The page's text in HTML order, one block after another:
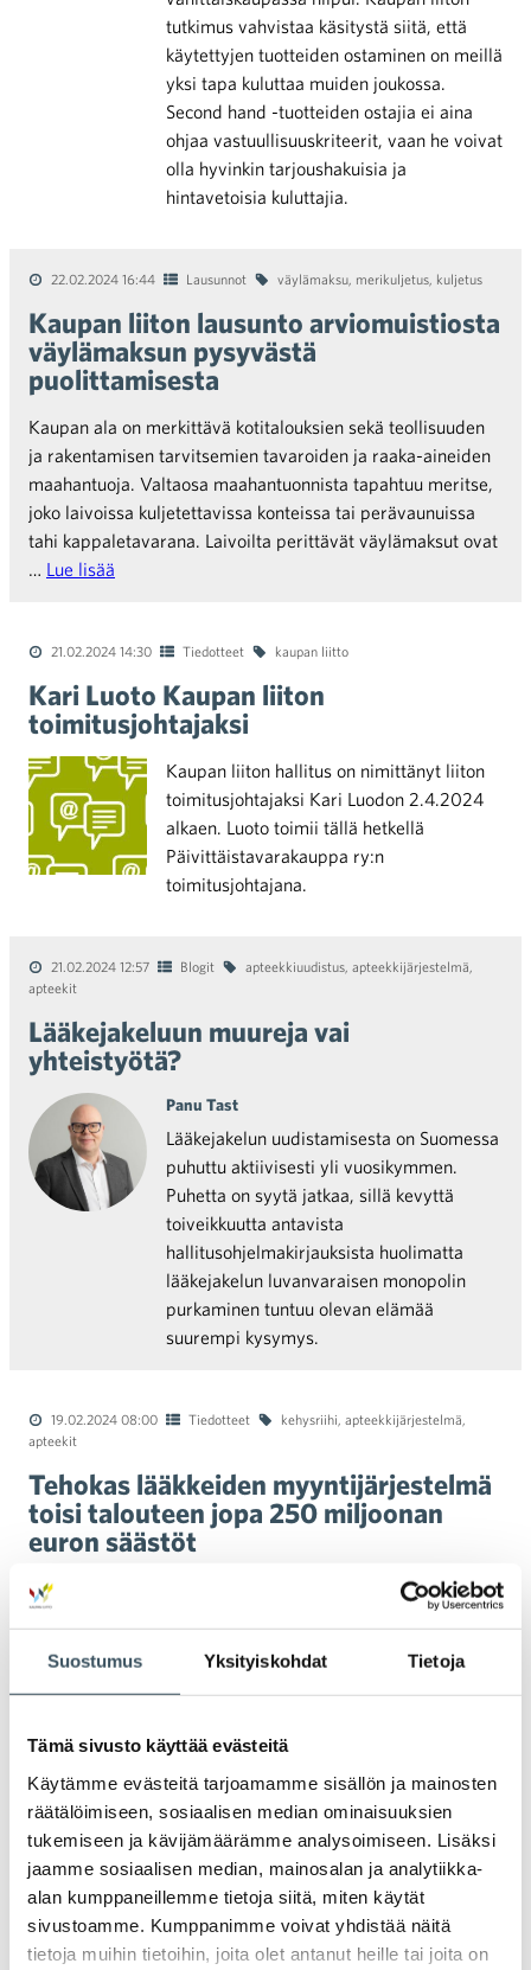
Suostumus Yksityiskohdat Tietoja
Tämä sivusto käyttää evästeitä
Käytämme evästeitä tarjoamamme sisällön ja mainosten
räätälöimiseen, sosiaalisen median ominaisuuksien
tukemiseen ja kävijämäärämme analysoimiseen. Lisäksi
jaamme sosiaalisen median, mainosalan ja analytiikka-
alan kumppaneillemme tietoja siitä, miten käytät
sivustoamme. Kumppanimme voivat yhdistää näitä
tietoja muihin tietoihin, joita olet antanut heille tai joita on
tutkimus vahvistaa käsitystä siitä, että
käytettyjen tuotteiden ostaminen on meillä
yksi tapa kuluttaa muiden joukossa.
Second hand -tuotteiden ostajia ei aina
ohjaa vastuullisuuskriteerit, vaan he voivat
olla hyvinkin tarjoushakuisia ja
hintavetoisia kuluttajia.
22.02.2024 16:44 Lausunnot väylämaksu, merikuljetus, kuljetus
Kaupan liiton lausunto arviomuistiosta
väylämaksun pysyvästä
puolittamisesta
Kaupan ala on merkittävä kotitalouksien sekä teollisuuden
ja rakentamisen tarvitsemien tavaroiden ja raaka-aineiden
maahantuoja. Valtaosa maahantuonnista tapahtuu meritse,
joko laivoissa kuljetettavissa konteissa tai perävaunuissa
tahi kappaletavarana. Laivoilta perittävät väylämaksut ovat
… Lue lisää
21.02.2024 14:30 Tiedotteet kaupan liitto
Kari Luoto Kaupan liiton
toimitusjohtajaksi
Kaupan liiton hallitus on nimittänyt liiton
toimitusjohtajaksi Kari Luodon 2.4.2024
alkaen. Luoto toimii tällä hetkellä
Päivittäistavarakauppa ry:n
toimitusjohtajana.
21.02.2024 12:57 Blogit apteekkiuudistus, apteekkijärjestelmä,
apteekit
Lääkejakeluun muureja vai
yhteistyötä?
Panu Tast
Lääkejakelun uudistamisesta on Suomessa
puhuttu aktiivisesti yli vuosikymmen.
Puhetta on syytä jatkaa, sillä kevyttä
toiveikkuutta antavista
hallitusohjelmakirjauksista huolimatta
lääkejakelun luvanvaraisen monopolin
purkaminen tuntuu olevan elämää
suurempi kysymys.
19.02.2024 08:00 Tiedotteet kehysriihi, apteekkijärjestelmä,
apteekit
Tehokas lääkkeiden myyntijärjestelmä
toisi talouteen jopa 250 miljoonan
euron säästöt
Kaupan liitto kannustaa hallitusta
laskelmien mukaan lääkkeiden
vähittäisjakelujärjestelmän rakenteellinen
yhteenlaskettuna jopa 250 miljoonan
vuotuiset säästöt. Vanhenevan väestön
kasvavien lääkekorvausmenojen vuoksi
uudistuksen kanssa ei tule enää viivytellä.
15.02.2024 14:50 Case-artikkelit työsuhde-edut,sosiaalinen
vastuullisuus ,vastuullisuus